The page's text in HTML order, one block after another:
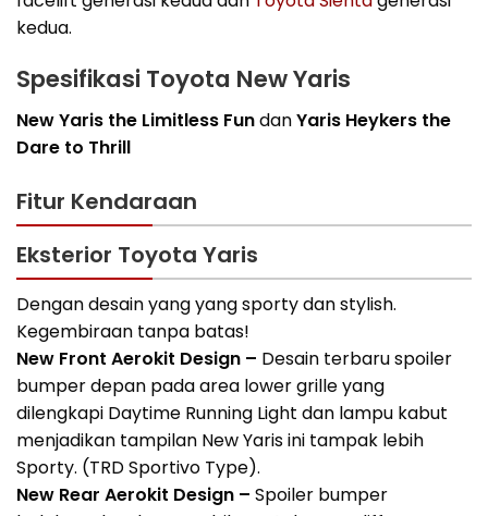
kedua.
Spesifikasi Toyota New Yaris
New Yaris the Limitless FundanYaris Heykers the
Dare to Thrill
Fitur Kendaraan
Eksterior Toyota Yaris
Dengan desain yang yang sporty dan stylish.
Kegembiraan tanpa batas!
New Front Aerokit Design – Desain terbaru spoiler
bumper depan pada area lower grille yang
dilengkapi Daytime Running Light dan lampu kabut
menjadikan tampilan New Yaris ini tampak lebih
Sporty. (TRD Sportivo Type).
New Rear Aerokit Design – Spoiler bumper